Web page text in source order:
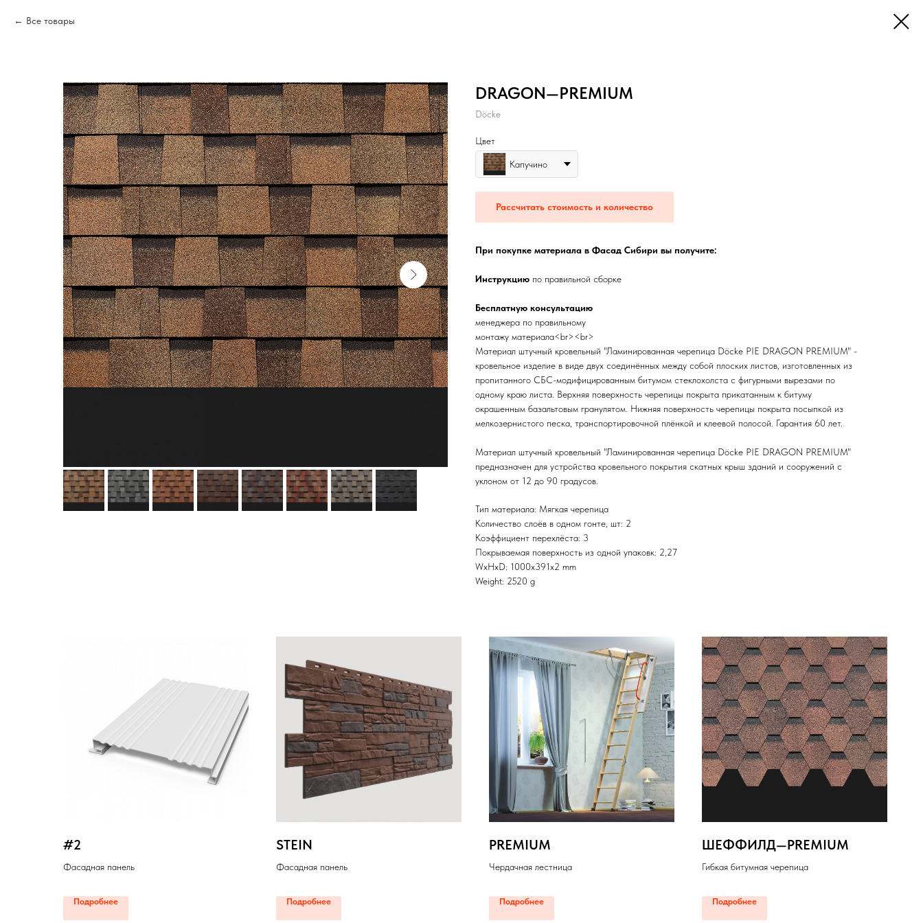
Все товары
DRAGON—PREMIUM
Dӧcke
Цвет
Капучино
Рассчитать стоимость и количество
При покупке материала в Фасад Сибири вы получите:
Инструкцию по правильной сборке
Бесплатную консультацию
менеджера по правильному
монтажу материала<br><br>
Материал штучный кровельный "Ламинированная черепица Döcke PIE DRAGON PREMIUM" -
кровельное изделие в виде двух соединённых между собой плоских листов, изготовленных из
пропитанного СБС-модифицированным битумом стеклохолста с фигурными вырезами по
одному краю листа. Верхняя поверхность черепицы покрыта прикатанным к битуму
окрашенным базальтовым гранулятом. Нижняя поверхность черепицы покрыта посыпкой из
мелкозернистого песка, транспортировочной плёнкой и клеевой полосой. Гарантия 60 лет.
Материал штучный кровельный "Ламинированная черепица Döcke PIE DRAGON PREMIUM"
предназначен для устройства кровельного покрытия скатных крыш зданий и сооружений с
уклоном от 12 до 90 градусов.
Тип материала: Мягкая черепица
Количество слоёв в одном гонте, шт: 2
Коэффициент перехлёста: 3
Покрываемая поверхность из одной упаковк: 2,27
WxHxD: 1000x391x2 mm
Weight: 2520 g
#2
Фасадная панель
Подробнее
STEIN
Фасадная панель
Подробнее
PREMIUM
Чердачная лестница
Подробнее
ШЕФФИЛД—PREMIUM
Гибкая битумная черепица
Подробнее